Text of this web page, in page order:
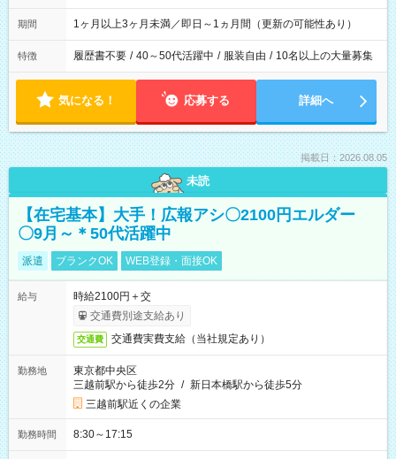
期間 1ヶ月以上3ヶ月未満／即日～1ヵ月間（更新の可能性あり）
特徴 履歴書不要 / 40～50代活躍中 / 服装自由 / 10名以上の大量募集
気になる！ 応募する 詳細へ
掲載日：2026.08.05
未読
【在宅基本】大手！広報アシ〇2100円エルダー
〇9月～＊50代活躍中
派遣 ブランクOK WEB登録・面接OK
給与
時給2100円＋交
交通費別途支給あり
交通費 交通費実費支給（当社規定あり）
勤務地
東京都中央区
三越前駅から徒歩2分 / 新日本橋駅から徒歩5分
三越前駅近くの企業
勤務時間 8:30～17:15